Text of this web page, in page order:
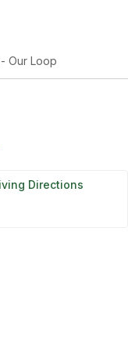
Our Loop
Directions